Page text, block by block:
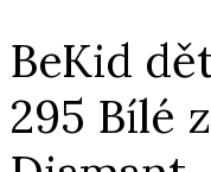
BeKid
295 Bílé